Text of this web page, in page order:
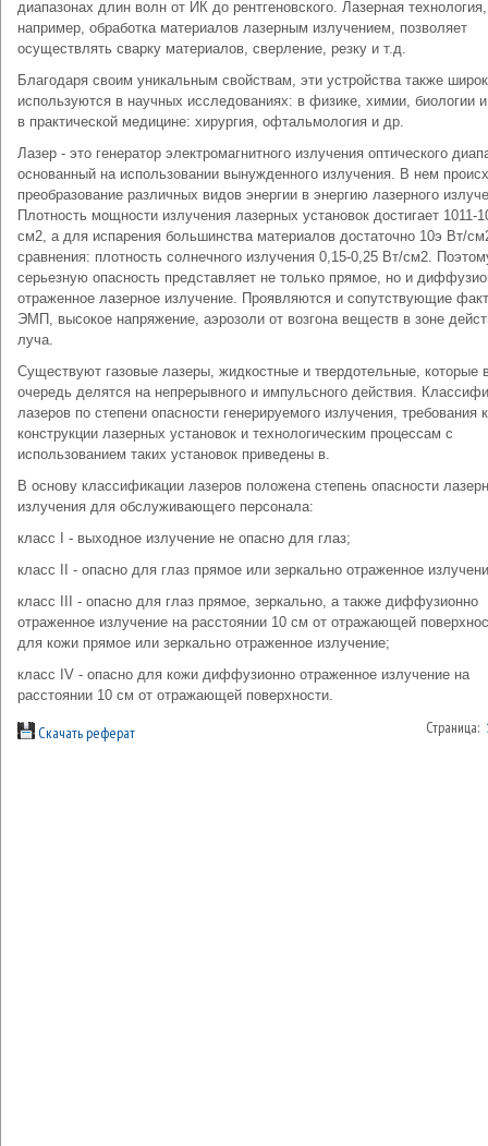
диапазонах длин волн от ИК до рентгеновского. Лазерная технология,
например, обработка материалов лазерным излучением, позволяет
осуществлять сварку материалов, сверление, резку и т.д.
Благодаря своим уникальным свойствам, эти устройства также
используются в научных исследованиях: в физике, химии, биологии
в практической медицине: хирургия, офтальмология и др.
Лазер - это генератор электромагнитного излучения оптического
основанный на использовании вынужденного излучения. В нем
преобразование различных видов энергии в энергию лазерного
Плотность мощности излучения лазерных установок достигает 1011-
см2, а для испарения большинства материалов достаточно 10э Вт/
сравнения: плотность солнечного излучения 0,15-0,25 Вт/см2.
серьезную опасность представляет не только прямое, но и
отраженное лазерное излучение. Проявляются и сопутствующие
ЭМП, высокое напряжение, аэрозоли от возгона веществ в зоне
луча.
Существуют газовые лазеры, жидкостные и твердотельные, которые
очередь делятся на непрерывного и импульсного действия.
лазеров по степени опасности генерируемого излучения, требования к
конструкции лазерных установок и технологическим процессам с
использованием таких установок приведены в.
В основу классификации лазеров положена степень опасности
излучения для обслуживающего персонала:
класс I - выходное излучение не опасно для глаз;
класс II - опасно для глаз прямое или зеркально отраженное
класс III - опасно для глаз прямое, зеркально, а также диффузионно
отраженное излучение на расстоянии 10 см от отражающей
для кожи прямое или зеркально отраженное излучение;
класс IV - опасно для кожи диффузионно отраженное излучение на
расстоянии 10 см от отражающей поверхности.
Скачать реферат Страница: